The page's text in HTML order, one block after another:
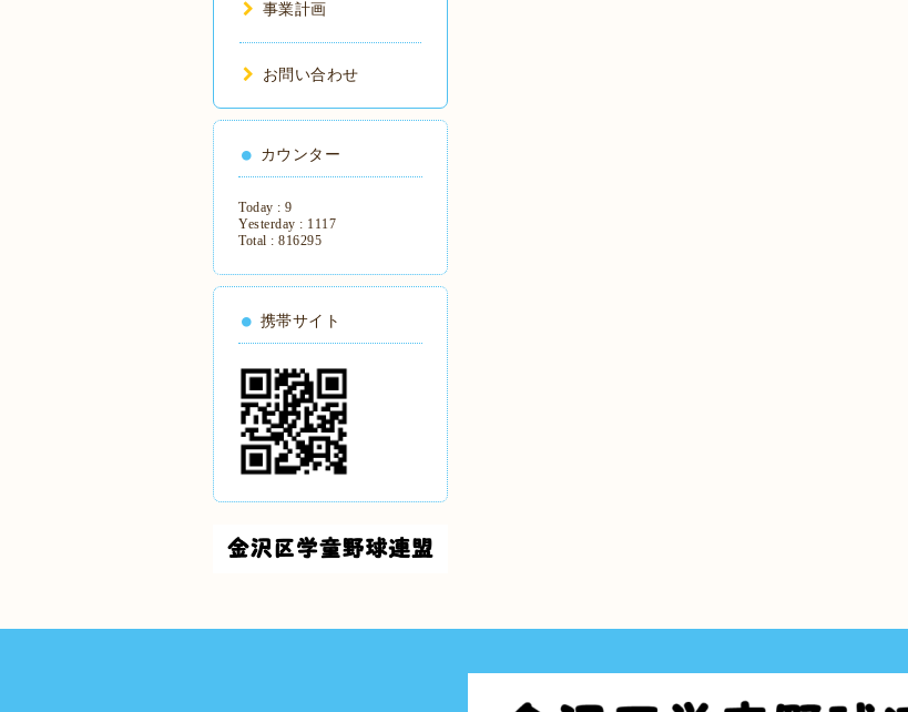
事業計画
お問い合わせ
カウンター
Today : 9
Yesterday : 1117
Total : 816295
携帯サイト